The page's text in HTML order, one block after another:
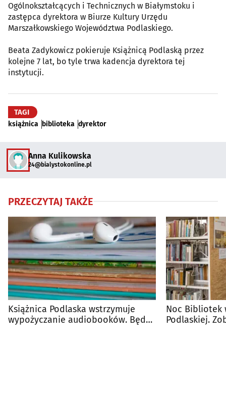
Ogólnokształcących i Technicznych w Białymstoku i
zastępca dyrektora w Biurze Kultury Urzędu
Marszałkowskiego Województwa Podlaskiego.
Beata Zadykowicz pokieruje Książnicą Podlaską przez
kolejne 7 lat, bo tyle trwa kadencja dyrektora tej
instytucji.
TAGI
książnica biblioteka dyrektor
Anna Kulikowska
24@bialystokonline.pl
PRZECZYTAJ TAKŻE
Książnica Podlaska wstrzymuje
wypożyczanie audiobooków. Będą
Noc Bibliotek
Podlaskiej.